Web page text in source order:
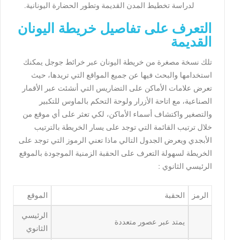
لدراسة تخطيط المدن القديمة وتطور الحضارة اليونانية.
التعرف على تفاصيل خريطة اليونان
القديمة
تلك نسخة مصغرة من خريطة اليونان عبر خرائط جوجل يمكنك
استخدامها والبحث فيها عن جميع المواقع التي تريدها، حيث
تعرض علامات الأماكن على التضاريس التي أنشئت عبر الأقمار
الصناعية، مع اتاحة الأزرار ولوحة التحكم بالماوس للتكبير
والتصغير واكتشاف أسماء الأماكن، لكي تعثر على أي موقع من
خلال ترتيب القائمة التي توجد على يسار الخريطة بالترتيب
الأبجدي ويعرض الجدول التالي ماذا تعني الرموز التي توجد على
الخريطة لسهولة التعرف على الحقبة الزمنية الموجودة بالموقع
الرئيسي الثانوي :
الرمز الحقبة الموقع
يمتد عبر عصور متعددة
الرئيسي
الثانوي